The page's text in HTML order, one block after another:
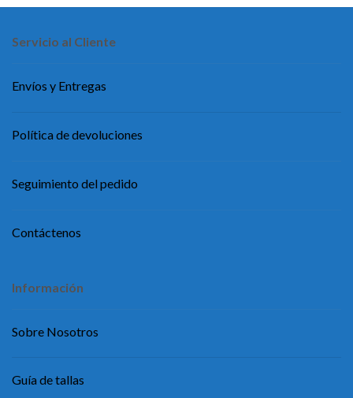
Servicio al Cliente
Envíos y Entregas
Política de devoluciones
Seguimiento del pedido
Contáctenos
Información
Sobre Nosotros
Guía de tallas